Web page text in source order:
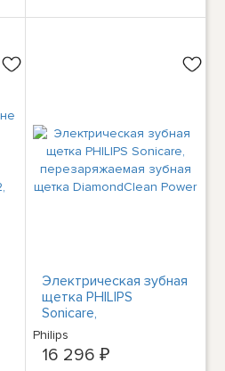
Электрическая зубная
щетка PHILIPS
Sonicare,
перезаряжаемая
зубная щетка
DiamondClean Power
Philips
16 296 ₽